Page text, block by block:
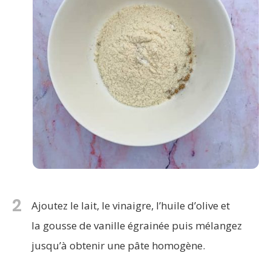
2
Ajoutez le lait, le vinaigre, l’huile d’olive et
la gousse de vanille égrainée puis mélangez
jusqu’à obtenir une pâte homogène.